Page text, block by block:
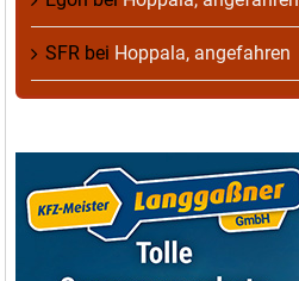
SFR bei Hoppala, angefahren